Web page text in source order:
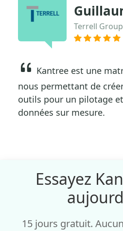
Terrell Group
Kantree est une
nous permettant de
outils pour un pilotage
données sur mesure.
Essayez
15 jours gratuit.